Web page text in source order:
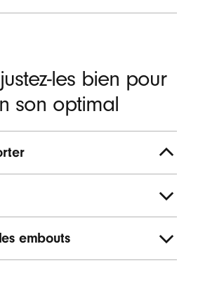
les bien pour
son optimal
embouts